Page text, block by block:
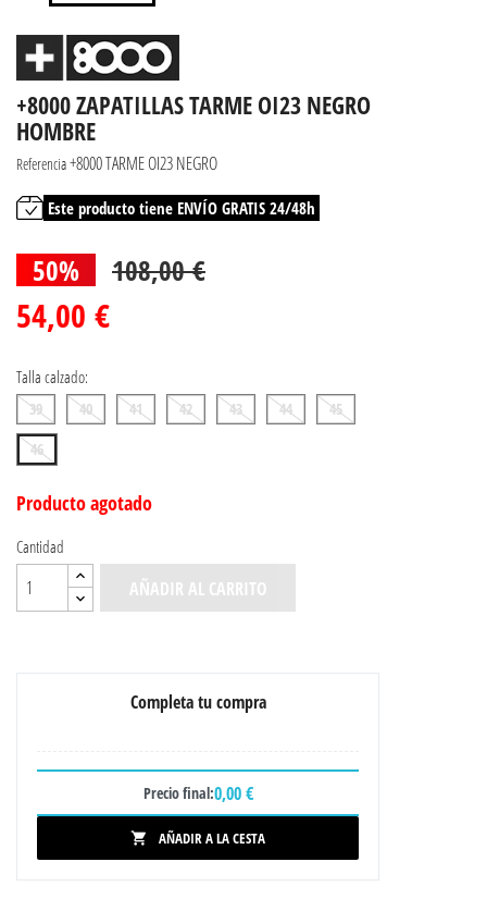
+8000 ZAPATILLAS TARME OI23 NEGRO
HOMBRE
Referencia+8000 TARME OI23 NEGRO
Este producto tiene ENVÍO GRATIS 24/48h
50% 108,00 €
54,00 €
Talla calzado:
39 40 41 42 43 44
45
46
Producto agotado
Cantidad
AÑADIR AL CARRITO
Completa tu compra
Precio final:0,00 €
 AÑADIR A LA CESTA